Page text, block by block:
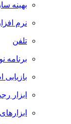
بهینه
نرم
تلفن
برنامه
بازیابی
ابزار